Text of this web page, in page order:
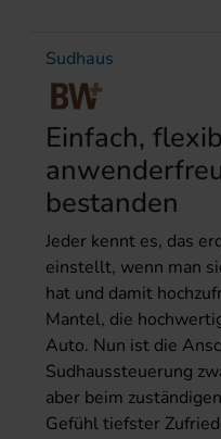
Sudhaus
Einfach,
bestanden
Jeder kennt es, das
einstellt, wenn man
hat und damit
Mantel, die
Auto. Nun ist die
Sudhaussteuerung
aber beim
Gefühl tiefster